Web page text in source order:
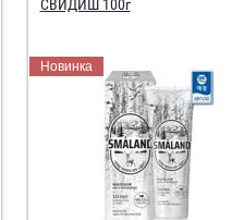
СВИДИШ 100г
Новинка